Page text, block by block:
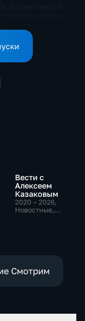
Вести с
Алексеем
Казаковым
2020 – 2026,
Новостные,
Смотрим